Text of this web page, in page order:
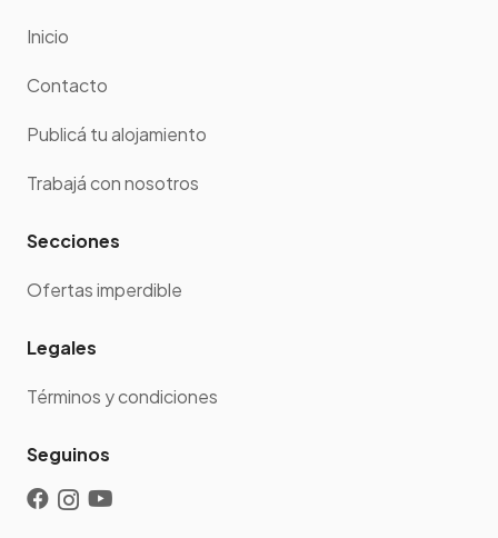
Inicio
Contacto
Publicá tu alojamiento
Trabajá con nosotros
Secciones
Ofertas imperdible
Legales
Términos y condiciones
Seguinos